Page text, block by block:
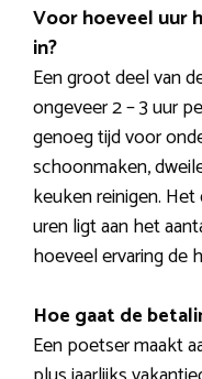
Voor hoeveel uur
in?
Een groot deel van
ongeveer 2 – 3 uur
genoeg tijd voor
schoonmaken,
keuken reinigen.
uren ligt aan het
hoeveel ervaring de
Hoe gaat de
Een poetser maakt